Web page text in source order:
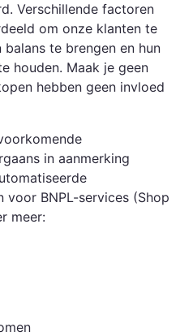
Verschillende factoren
om onze klanten te
te brengen en hun
houden. Maak je geen
hebben geen invloed
in aanmerking
voor BNPL-services (Shop
meer: